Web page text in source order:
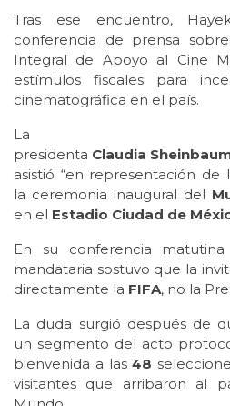
Tras ese encuentro,
conferencia de prensa
Integral de Apoyo al Cine
estímulos fiscales para
cinematográfica en el país.
La
presidenta Claudia
asistió “en representación de
la ceremonia inaugural del
en el Estadio Ciudad de
En su conferencia
mandataria sostuvo que la
directamente la FIFA, no la
La duda surgió después de
un segmento del acto
bienvenida a las48
visitantes que arribaron al